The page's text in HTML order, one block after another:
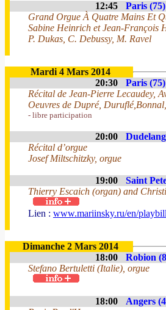
12:45 Paris
Grand Orgue À Quatre Mains Et
Sabine Heinrich et Jean-François
P. Dukas, C. Debussy, M. Ravel
Mardi 4 Mars 2014
20:30
Paris
Récital de Jean-Pierre Lecaudey,
Oeuvres de Dupré,
- libre participation
20:00
Récital d’orgue
Josef Miltschitzky, orgue
19:00 Saint
Thierry Escaich (organ) and
Lien : www.mariinsky.ru/en/
Dimanche 2 Mars 2014
18:00
Robion
Stefano Bertuletti (Italie), orgue
18:00 Angers